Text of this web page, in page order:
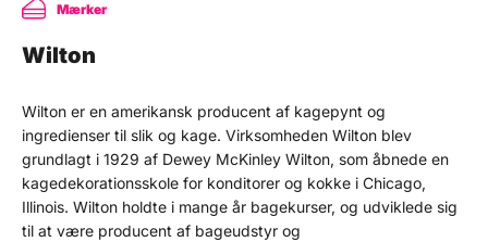
Mærker
Wilton
Wilton er en amerikansk producent af kagepynt og
ingredienser til slik og kage. Virksomheden Wilton blev
grundlagt i 1929 af Dewey McKinley Wilton, som åbnede en
kagedekorationsskole for konditorer og kokke i Chicago,
Illinois. Wilton holdte i mange år bagekurser, og udviklede sig
til at være producent af bageudstyr og